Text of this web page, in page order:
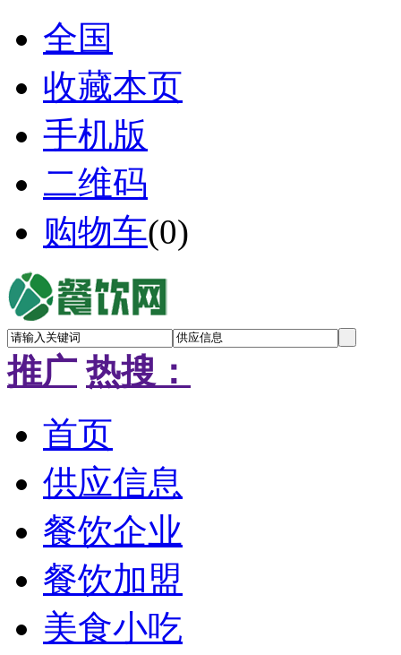
全国
收藏本页
手机版
二维码
购物车(0)
推广 热搜：
首页
供应信息
餐饮企业
餐饮加盟
美食小吃